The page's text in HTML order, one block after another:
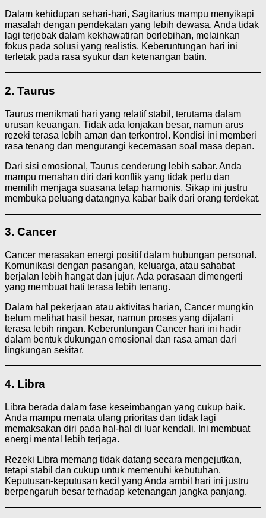
Dalam kehidupan sehari-hari, Sagitarius mampu menyikapi
masalah dengan pendekatan yang lebih dewasa. Anda tidak
lagi terjebak dalam kekhawatiran berlebihan, melainkan
fokus pada solusi yang realistis. Keberuntungan hari ini
terletak pada rasa syukur dan ketenangan batin.
2. Taurus
Taurus menikmati hari yang relatif stabil, terutama dalam
urusan keuangan. Tidak ada lonjakan besar, namun arus
rezeki terasa lebih aman dan terkontrol. Kondisi ini memberi
rasa tenang dan mengurangi kecemasan soal masa depan.
Dari sisi emosional, Taurus cenderung lebih sabar. Anda
mampu menahan diri dari konflik yang tidak perlu dan
memilih menjaga suasana tetap harmonis. Sikap ini justru
membuka peluang datangnya kabar baik dari orang terdekat.
3. Cancer
Cancer merasakan energi positif dalam hubungan personal.
Komunikasi dengan pasangan, keluarga, atau sahabat
berjalan lebih hangat dan jujur. Ada perasaan dimengerti
yang membuat hati terasa lebih tenang.
Dalam hal pekerjaan atau aktivitas harian, Cancer mungkin
belum melihat hasil besar, namun proses yang dijalani
terasa lebih ringan. Keberuntungan Cancer hari ini hadir
dalam bentuk dukungan emosional dan rasa aman dari
lingkungan sekitar.
4. Libra
Libra berada dalam fase keseimbangan yang cukup baik.
Anda mampu menata ulang prioritas dan tidak lagi
memaksakan diri pada hal-hal di luar kendali. Ini membuat
energi mental lebih terjaga.
Rezeki Libra memang tidak datang secara mengejutkan,
tetapi stabil dan cukup untuk memenuhi kebutuhan.
Keputusan-keputusan kecil yang Anda ambil hari ini justru
berpengaruh besar terhadap ketenangan jangka panjang.